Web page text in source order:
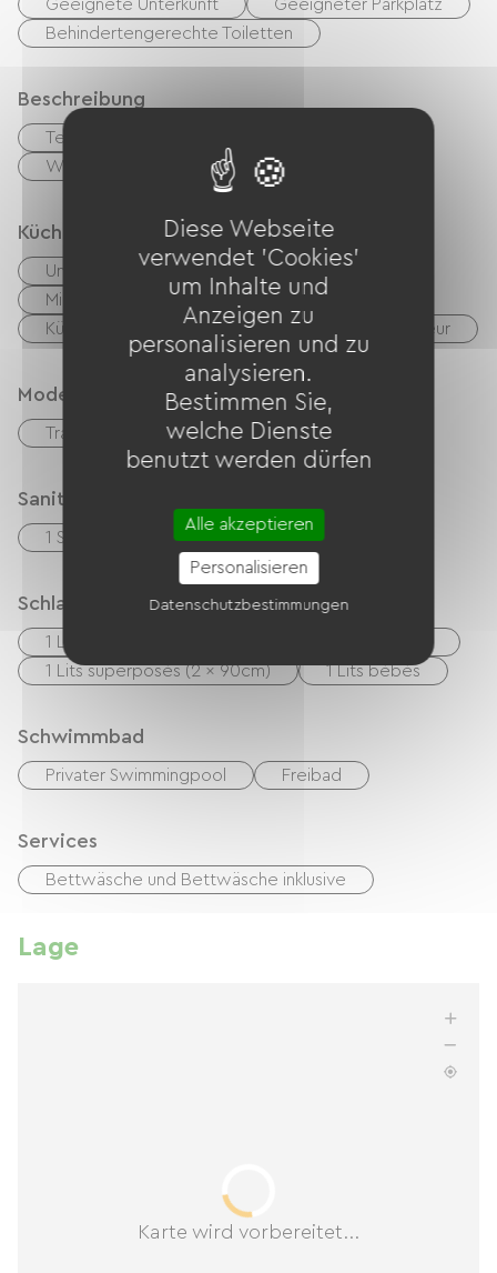
Geeignete Unterkunft
Geeigneter Parkplatz
Behindertengerechte Toiletten
Beschreibung
Terrasse
Wohnzimmer / Aufenthaltsraum
Küche
Unabhängige Küche
Cuisinière
Mikrowelle
Vier
Hotte strebt
Kühlschrank
Spülmaschine Congélateur
Modes de paiement
Transfer
Sanitäranlagen
1 Salle d'eau (douche)
Schlafgelegenheit
1 Lits 160cm
1 Lits superposés (2 x 90cm)
1 Lits bébés
Schwimmbad
Privater Swimmingpool Freibad
Services
Bettwäsche und Bettwäsche inklusive
Lage
Karte wird vorbereitet...
Diese Webseite
verwendet 'Cookies'
um Inhalte und
Anzeigen zu
personalisieren und zu
analysieren.
Bestimmen Sie,
welche Dienste
benutzt werden dürfen
Alle akzeptieren
Personalisieren
Datenschutzbestimmungen